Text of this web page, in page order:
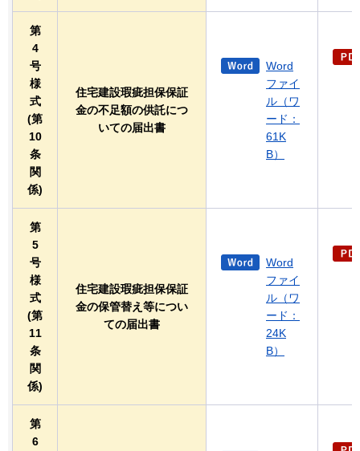
第
4
号
様
式
(第
10
条
関
係)
住宅建設瑕疵担保保証
金の不足額の供託につ
いての届出書
Word
ファイ
ル（ワ
ード：
61K
B）
第
5
号
様
式
(第
11
条
関
係)
住宅建設瑕疵担保保証
金の保管替え等につい
ての届出書
Word
ファイ
ル（ワ
ード：
24K
B）
第
6